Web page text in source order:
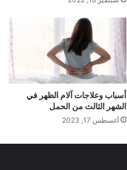
أسباب وعلاجات آلام الظهر في
الشهر الثالث من الحمل
أغسطس 17, 2023